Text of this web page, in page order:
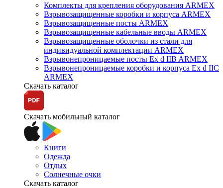
Комплекты для крепления оборудования ARMEX
Взрывозащищенные коробки и корпуса ARMEX
Взрывозащищенные посты ARMEX
Взрывозащищенные кабельные вводы ARMEX
Взрывозащищенные оболочки из стали для
индивидуальной комплектации ARMEX
Взрывонепроницаемые посты Ex d IIB ARMEX
Взрывонепроницаемые коробки и корпуса Ex d IIС
ARMEX
Скачать каталог
Скачать мобильный каталог
Книги
Одежда
Отдых
Солнечные очки
Скачать каталог